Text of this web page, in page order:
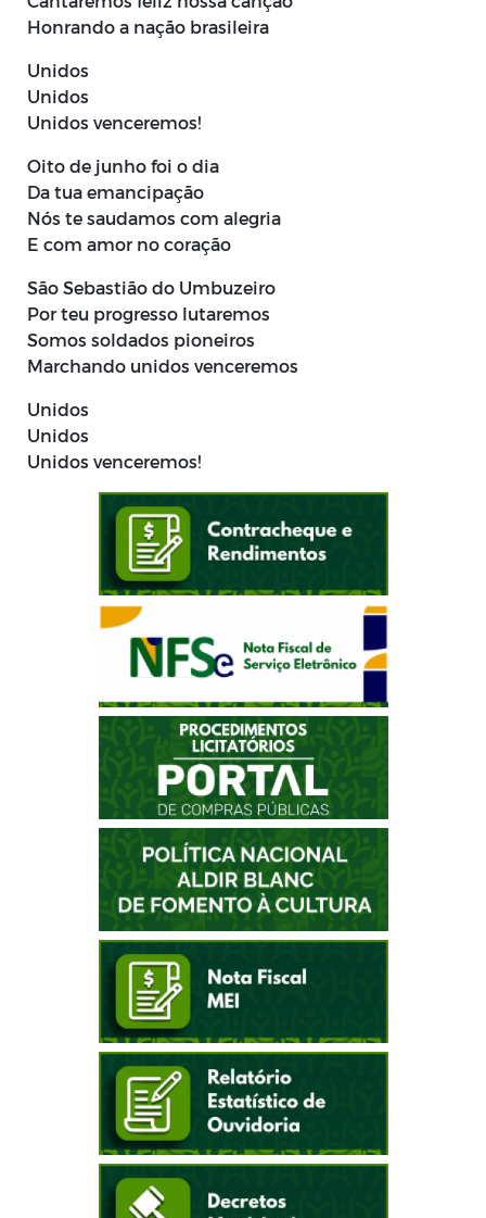
Honrando a nação brasileira
Unidos
Unidos
Unidos venceremos!
Oito de junho foi o dia
Da tua emancipação
Nós te saudamos com alegria
E com amor no coração
São Sebastião do Umbuzeiro
Por teu progresso lutaremos
Somos soldados pioneiros
Marchando unidos venceremos
Unidos
Unidos
Unidos venceremos!